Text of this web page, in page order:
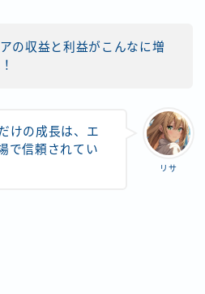
の収益と利益がこんなに増
リサ
けの成長は、エ
で信頼されてい